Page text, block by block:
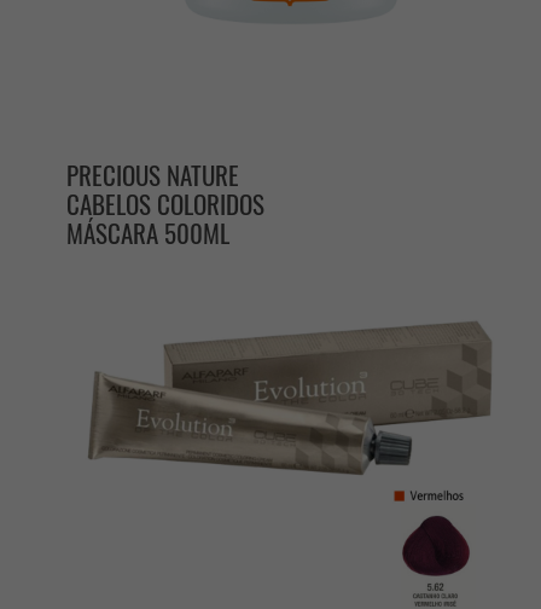
PRECIOUS NATURE
CABELOS COLORIDOS
MÁSCARA 500ML